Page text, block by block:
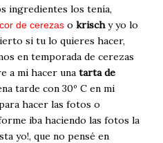
ingredientes los tenía,
de cerezas o krischy yo lo
si tu lo quieres hacer,
en temporada de cerezas
a mi hacer una tarta de
tarde con 30º C en mi
hacer las fotos o
iba haciendo las fotos la
yo!, que no pensé en